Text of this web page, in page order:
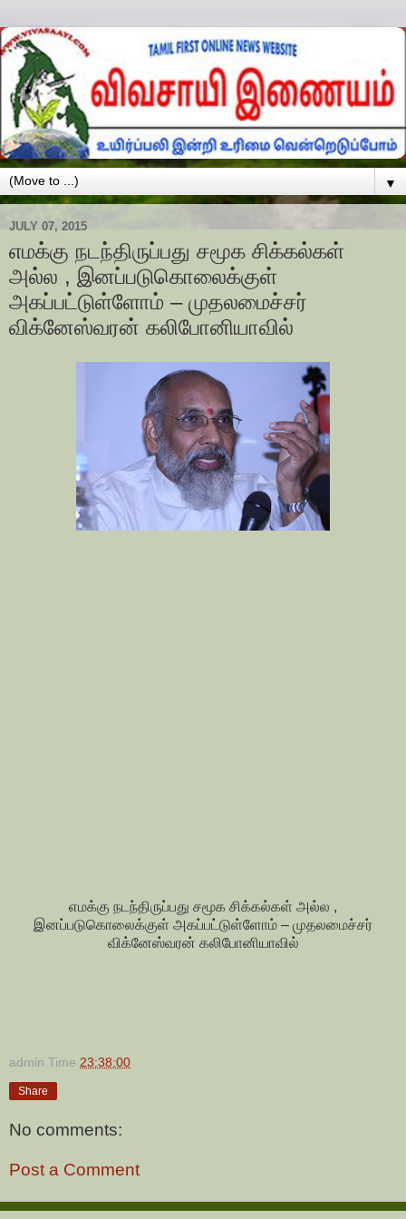
▼
JULY 07, 2015
எமக்கு நடந்திருப்பது சமூக சிக்கல்கள்
அல்ல , இனப்படுகொலைக்குள்
அகப்பட்டுள்ளோம் – முதலமைச்சர்
விக்னேஸ்வரன் கலிபோனியாவில்
எமக்கு நடந்திருப்பது சமூக சிக்கல்கள் அல்ல ,
இனப்படுகொலைக்குள் அகப்பட்டுள்ளோம் – முதலமைச்சர்
விக்னேஸ்வரன் கலிபோனியாவில்
admin Time 23:38:00
Share
No comments:
Post a Comment